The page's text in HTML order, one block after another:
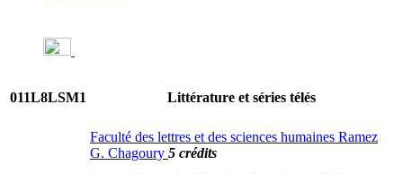
011L8LSM1 Littérature et séries télés
Faculté des lettres et des sciences humaines Ramez
G. Chagoury 5 crédits